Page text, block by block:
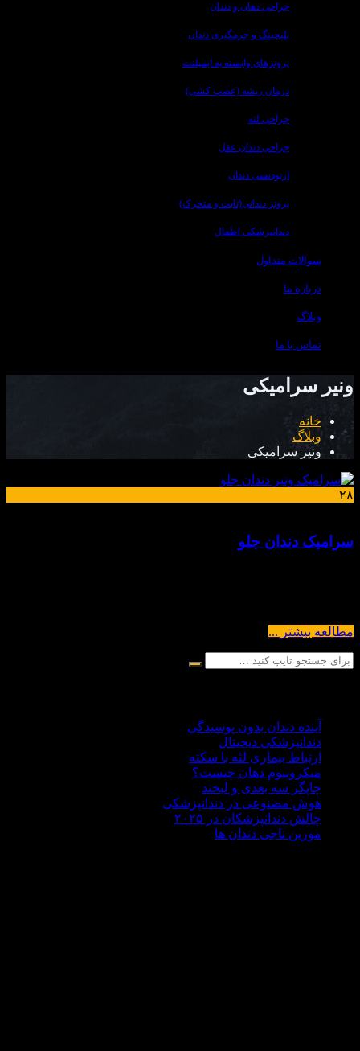
جراحی دهان و دندان
بلیچینگ و جرمگیری دندان
پروتزهای وابسته به ایمپلنت
درمان ریشه (عصب کشی)
جراحی لثه
جراحی دندان عقل
ارتودنسی دندان
پروتز دندانی(ثابت و متحرک)
دندانپزشکی اطفال
سوالات متداول
درباره ما
وبلاگ
تماس با ما
ونیر سرامیکی
خانه
وبلاگ
ونیر سرامیکی
۲۸
سرامیک دندان جلو
مطالعه بیشتر ...
آینده دندان بدون پوسیدگی
دندانپزشکی دیجیتال
ارتباط بیماری لثه با سکته
میکروبیوم دهان چیست؟
چاپگر سه‌ بعدی و لبخند
هوش مصنوعی در دندانپزشکی
چالش‌ دندانپزشکان در ۲۰۲۵
مورین ناجی دندان ها